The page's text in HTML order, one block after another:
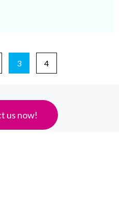
3 4
us now!